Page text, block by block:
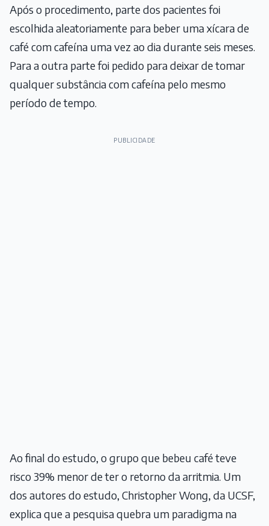
Após o procedimento, parte dos pacientes foi
escolhida aleatoriamente para beber uma xícara de
café com cafeína uma vez ao dia durante seis meses.
Para a outra parte foi pedido para deixar de tomar
qualquer substância com cafeína pelo mesmo
período de tempo.
PUBLICIDADE
Ao final do estudo, o grupo que bebeu café teve
risco 39% menor de ter o retorno da arritmia. Um
dos autores do estudo, Christopher Wong, da UCSF,
explica que a pesquisa quebra um paradigma na